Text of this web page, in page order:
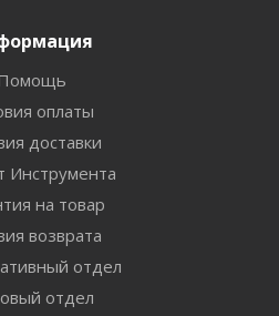
оплаты
доставки
Инструмента
на товар
возврата
отдел
отдел